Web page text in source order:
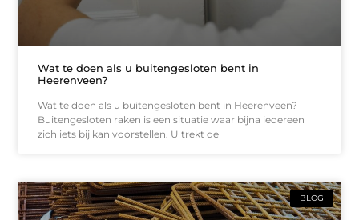
Wat te doen als u buitengesloten bent in
Heerenveen?
Wat te doen als u buitengesloten bent in Heerenveen?
Buitengesloten raken is een situatie waar bijna iedereen
zich iets bij kan voorstellen. U trekt de
BLOG